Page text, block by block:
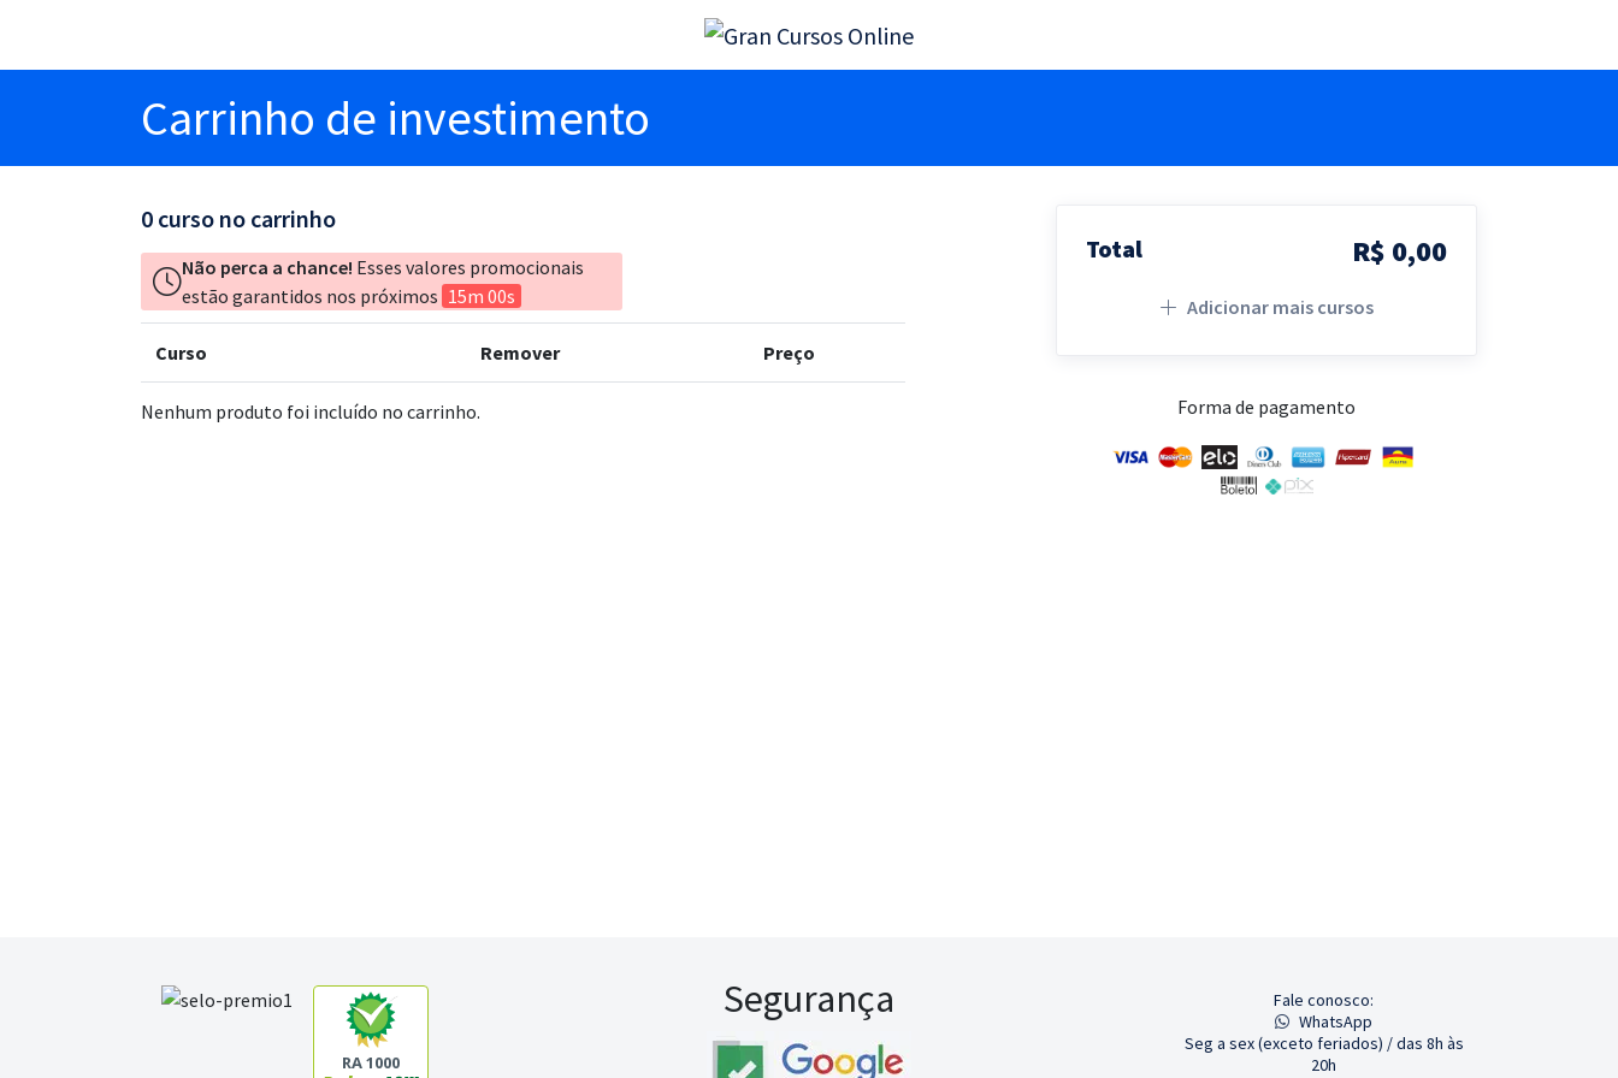
Carrinho de investimento
0 curso no carrinho
Não perca a chance! Esses valores promocionais
estão garantidos nos próximos 15m 00s
Curso Remover Preço
Nenhum produto foi incluído no carrinho.
Total R$ 0,00
Adicionar mais cursos
Forma de pagamento
RA 1000
Segurança
Fale conosco:
WhatsApp
Seg a sex (exceto feriados) / das 8h às
20h